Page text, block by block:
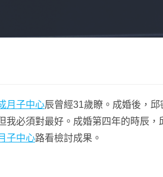
月子中心辰曾經31歲瞭。成婚後，
必須對最好。成婚第四年的時辰
子中心路看檢討成果。